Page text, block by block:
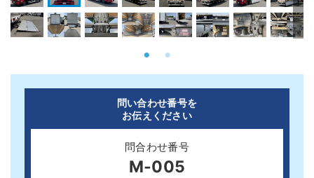
問い合わせ番号を
お伝えください
問合わせ番号
M-005